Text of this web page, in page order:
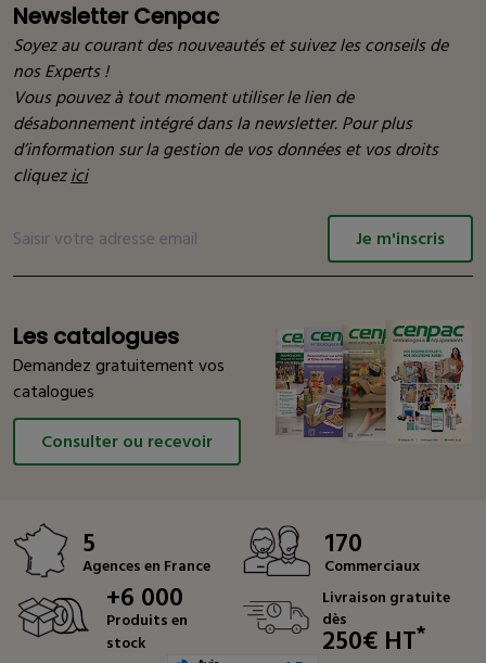
Newsletter Cenpac
Soyez au courant des nouveautés et suivez les conseils de
nos Experts !
Vous pouvez à tout moment utiliser le lien de
désabonnement intégré dans la newsletter. Pour plus
d’information sur la gestion de vos données et vos droits
cliquezici
Je m'inscris
Les catalogues
Demandez gratuitement vos
catalogues
Consulter ou recevoir
5
Agences en France
170
Commerciaux
+6 000
Produits en
stock
Livraison gratuite
dès
250€ HT*